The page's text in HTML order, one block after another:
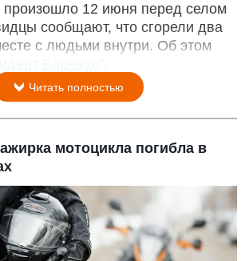
12 июня перед селом
сообщают, что сгорели два
с людьми внутри. Об этом
Барнаул".
Читать полностью
мотоцикла погибла в